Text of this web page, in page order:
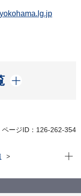
ページID：126-262-354
会答申第3084号か
現在